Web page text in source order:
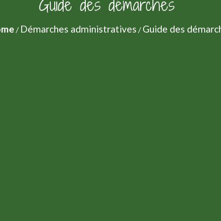
Guide des démarches
/ Démarches administratives / Guide des